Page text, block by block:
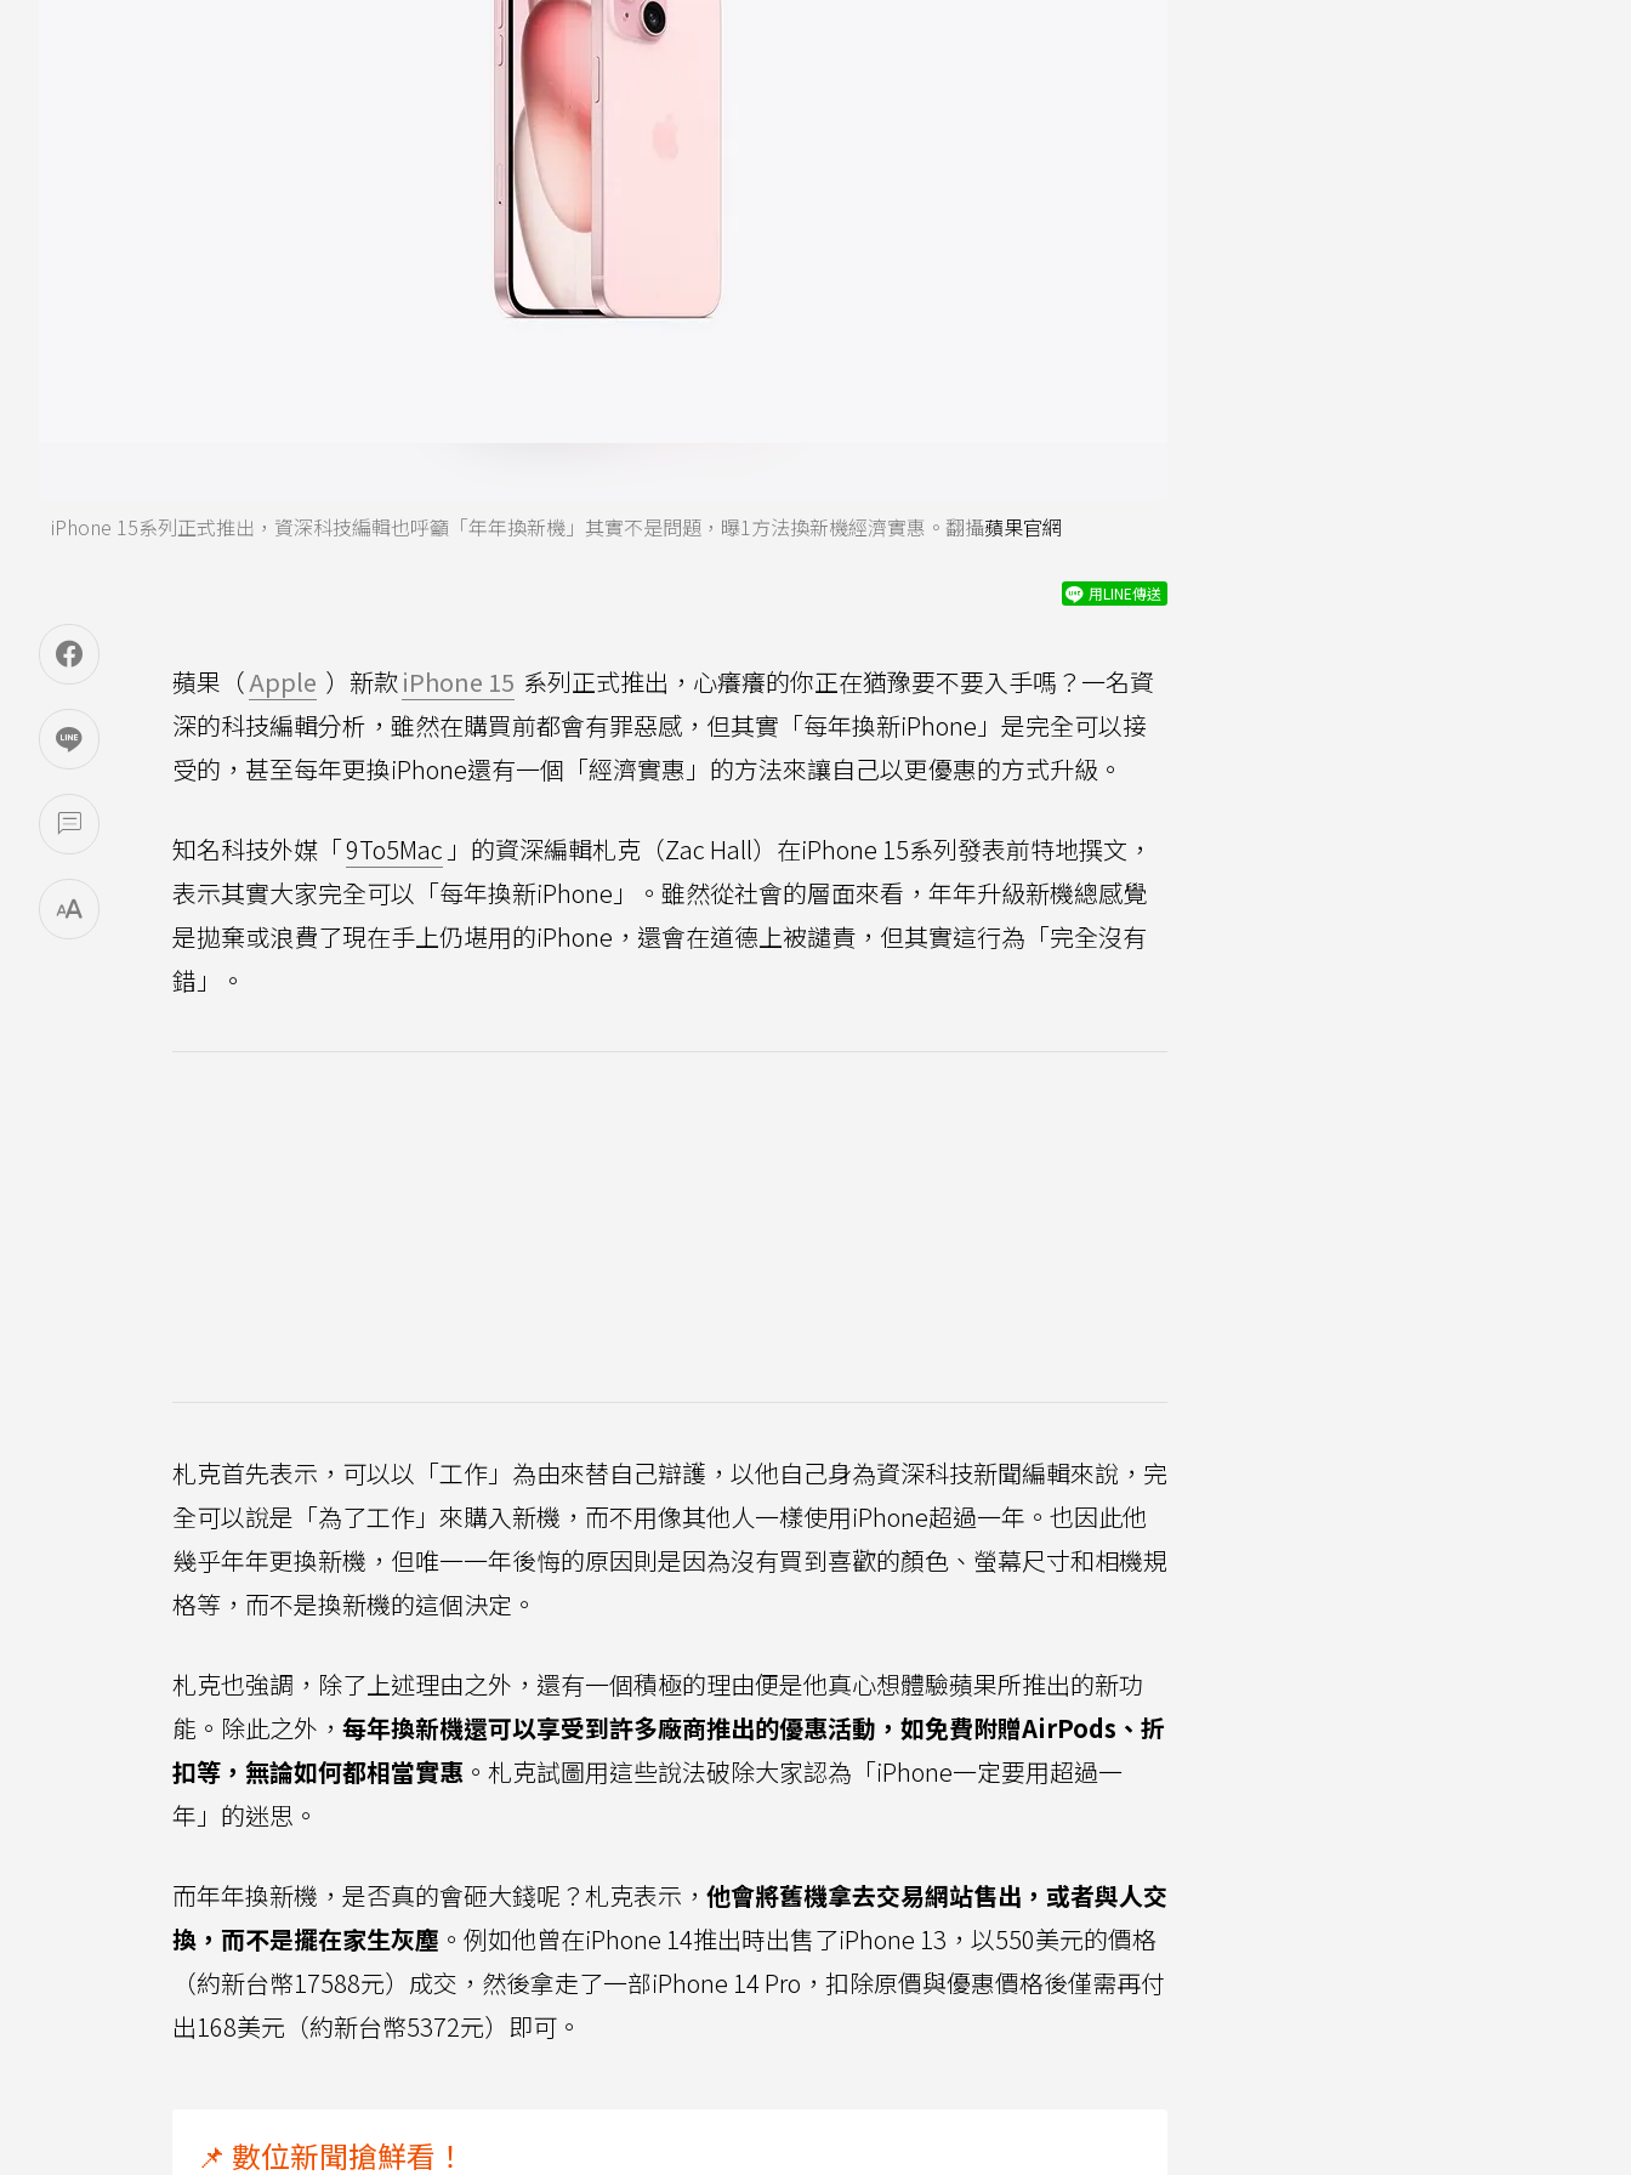
iPhone 15系列正式推出，資深科技編輯也呼籲「年年換新機」其實不是問題，曝1方法換新機經濟實惠。翻攝蘋果官網
用LINE傳送
蘋果（Apple ）新款iPhone 15 系列正式推出，心癢癢的你正在猶豫要不要入手嗎？一名資
深的科技編輯分析，雖然在購買前都會有罪惡感，但其實「每年換新iPhone」是完全可以接
受的，甚至每年更換iPhone還有一個「經濟實惠」的方法來讓自己以更優惠的方式升級。
知名科技外媒「9To5Mac 」的資深編輯札克（Zac Hall）在iPhone 15系列發表前特地撰文，
表示其實大家完全可以「每年換新iPhone」。雖然從社會的層面來看，年年升級新機總感覺
是拋棄或浪費了現在手上仍堪用的iPhone，還會在道德上被譴責，但其實這行為「完全沒有
錯」。
札克首先表示，可以以「工作」為由來替自己辯護，以他自己身為資深科技新聞編輯來說，完
全可以說是「為了工作」來購入新機，而不用像其他人一樣使用iPhone超過一年。也因此他
幾乎年年更換新機，但唯一一年後悔的原因則是因為沒有買到喜歡的顏色、螢幕尺寸和相機規
格等，而不是換新機的這個決定。
札克也強調，除了上述理由之外，還有一個積極的理由便是他真心想體驗蘋果所推出的新功
能。除此之外， 每年換新機還可以享受到許多廠商推出的優惠活動，如免費附贈AirPods、折
扣等，無論如何都相當實惠 。札克試圖用這些說法破除大家認為「iPhone一定要用超過一
年」的迷思。
而年年換新機，是否真的會砸大錢呢？札克表示， 他會將舊機拿去交易網站售出，或者與人交
換，而不是擺在家生灰塵 。例如他曾在iPhone 14推出時出售了iPhone 13，以550美元的價格
（約新台幣17588元）成交，然後拿走了一部iPhone 14 Pro，扣除原價與優惠價格後僅需再付
出168美元（約新台幣5372元）即可。
📌 數位新聞搶鮮看！